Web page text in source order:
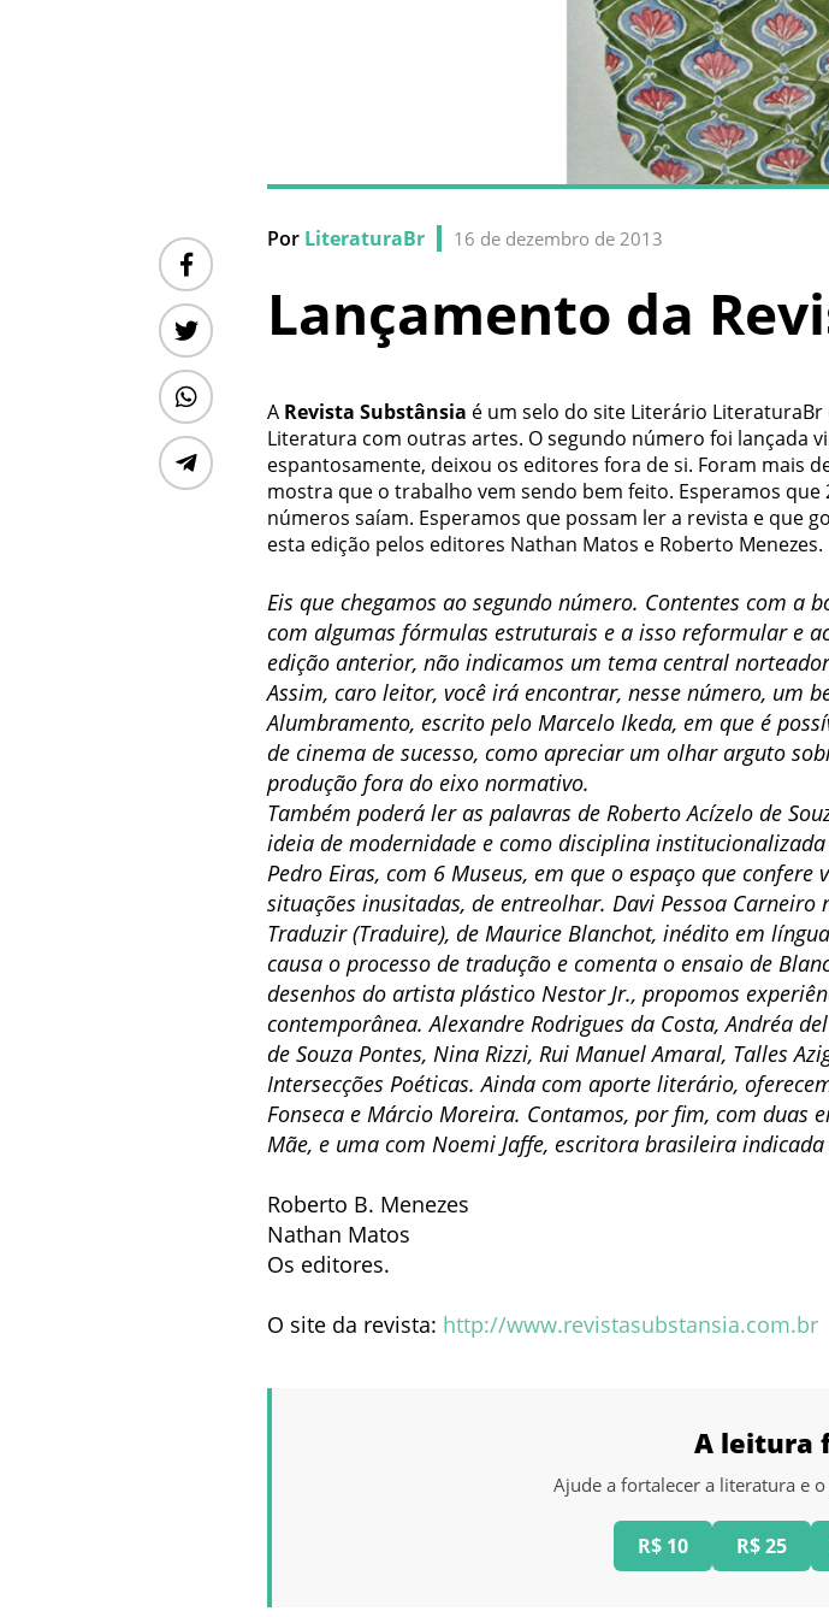
Por LiteraturaBr 16 de dezembro de 2013
Lançamento da
A Revista Substânsia é um selo do site Literário
Literatura com outras artes. O segundo número foi lançada
espantosamente, deixou os editores fora de si. Foram mais
mostra que o trabalho vem sendo bem feito. Esperamos
números saíam. Esperamos que possam ler a revista e que
esta edição pelos editores Nathan Matos e Roberto Menezes.
Eis que chegamos ao segundo número. Contentes com a
com algumas fórmulas estruturais e a isso reformular e
edição anterior, não indicamos um tema central
Assim, caro leitor, você irá encontrar, nesse número, um
Alumbramento, escrito pelo Marcelo Ikeda, em que é
de cinema de sucesso, como apreciar um olhar arguto
produção fora do eixo normativo.
Também poderá ler as palavras de Roberto Acízelo de
ideia de modernidade e como disciplina
Pedro Eiras, com 6 Museus, em que o espaço que
situações inusitadas, de entreolhar. Davi Pessoa
Traduzir (Traduire), de Maurice Blanchot, inédito em
causa o processo de tradução e comenta o ensaio de
desenhos do artista plástico Nestor Jr., propomos
contemporânea. Alexandre Rodrigues da Costa, Andréa
de Souza Pontes, Nina Rizzi, Rui Manuel Amaral, Talles
Intersecções Poéticas. Ainda com aporte literário,
Fonseca e Márcio Moreira. Contamos, por fim, com duas
Mãe, e uma com Noemi Jaffe, escritora brasileira
Roberto B. Menezes
Nathan Matos
Os editores.
O site da revista: http://www.revistasubstansia.com.br
A leitura
Ajude a fortalecer a literatura e
R$ 10 R$ 25